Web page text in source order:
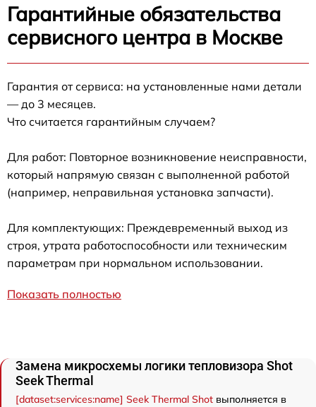
Гарантийные обязательства
сервисного центра в Москве
Гарантия от сервиса: на установленные нами детали
— до 3 месяцев.
Что считается гарантийным случаем?
Для работ: Повторное возникновение неисправности,
который напрямую связан с выполненной работой
(например, неправильная установка запчасти).
Для комплектующих: Преждевременный выход из
строя, утрата работоспособности или техническим
параметрам при нормальном использовании.
Показать полностью
Замена микросхемы логики тепловизора Shot
Seek Thermal
[dataset:services:name] Seek Thermal Shot выполняется в